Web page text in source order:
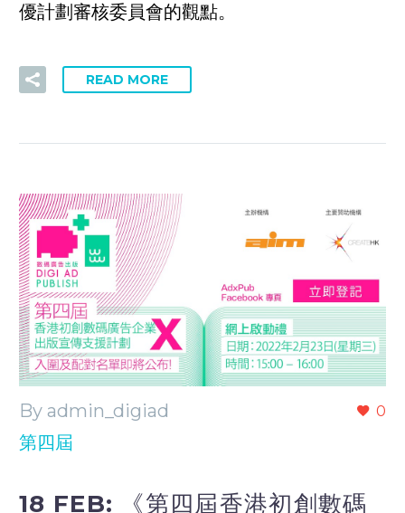
優計劃審核委員會的觀點。
READ MORE
0
By admin_digiad
第四屆
18 FEB: 《第四屆香港初創數碼